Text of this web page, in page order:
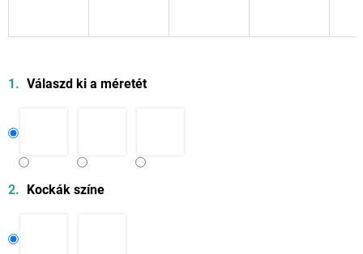
Válaszd ki a méretét
Kockák színe